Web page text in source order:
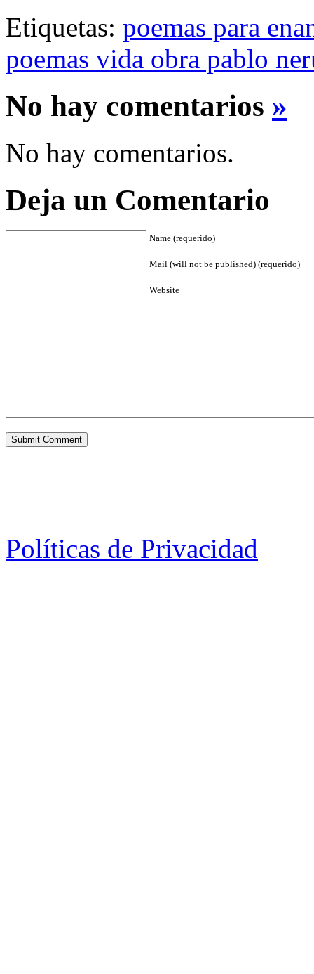
Etiquetas: poemas para
poemas vida obra pablo
No hay comentarios »
No hay comentarios.
Deja un Comentario
Name (requerido)
Mail (will not be published) (requerido)
Website
Políticas de Privacidad